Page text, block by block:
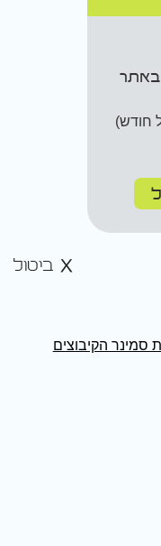
חודש)
ביטול
סמינר הקיבוצים